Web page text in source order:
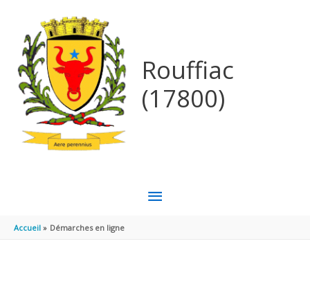
Rouffiac
(17800)
MENU
Accueil Démarches en ligne